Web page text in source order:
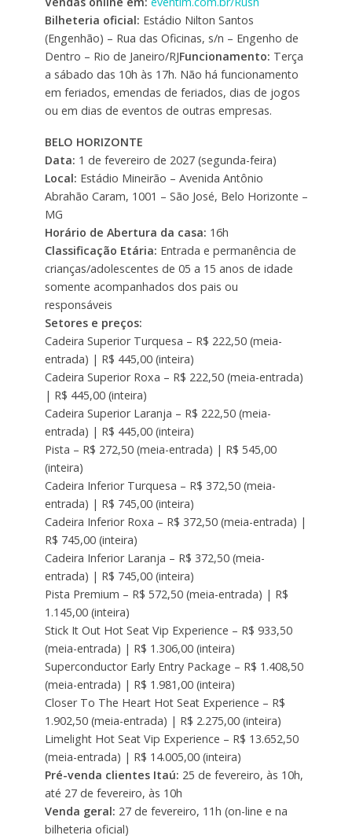
Bilheteria oficial: Estádio Nilton Santos
(Engenhão) – Rua das Oficinas, s/n – Engenho de
Dentro – Rio de Janeiro/RJFuncionamento: Terça
a sábado das 10h às 17h. Não há funcionamento
em feriados, emendas de feriados, dias de jogos
ou em dias de eventos de outras empresas.
BELO HORIZONTE
Data: 1 de fevereiro de 2027 (segunda-feira)
Local: Estádio Mineirão – Avenida Antônio
Abrahão Caram, 1001 – São José, Belo Horizonte –
MG
Horário de Abertura da casa: 16h
Classificação Etária: Entrada e permanência de
crianças/adolescentes de 05 a 15 anos de idade
somente acompanhados dos pais ou
responsáveis
Setores e preços:
Cadeira Superior Turquesa – R$ 222,50 (meia-
entrada) | R$ 445,00 (inteira)
Cadeira Superior Roxa – R$ 222,50 (meia-entrada)
| R$ 445,00 (inteira)
Cadeira Superior Laranja – R$ 222,50 (meia-
entrada) | R$ 445,00 (inteira)
Pista – R$ 272,50 (meia-entrada) | R$ 545,00
(inteira)
Cadeira Inferior Turquesa – R$ 372,50 (meia-
entrada) | R$ 745,00 (inteira)
Cadeira Inferior Roxa – R$ 372,50 (meia-entrada) |
R$ 745,00 (inteira)
Cadeira Inferior Laranja – R$ 372,50 (meia-
entrada) | R$ 745,00 (inteira)
Pista Premium – R$ 572,50 (meia-entrada) | R$
1.145,00 (inteira)
Stick It Out Hot Seat Vip Experience – R$ 933,50
(meia-entrada) | R$ 1.306,00 (inteira)
Superconductor Early Entry Package – R$ 1.408,50
(meia-entrada) | R$ 1.981,00 (inteira)
Closer To The Heart Hot Seat Experience – R$
1.902,50 (meia-entrada) | R$ 2.275,00 (inteira)
Limelight Hot Seat Vip Experience – R$ 13.652,50
(meia-entrada) | R$ 14.005,00 (inteira)
Pré-venda clientes Itaú: 25 de fevereiro, às 10h,
até 27 de fevereiro, às 10h
Venda geral: 27 de fevereiro, 11h (on-line e na
bilheteria oficial)